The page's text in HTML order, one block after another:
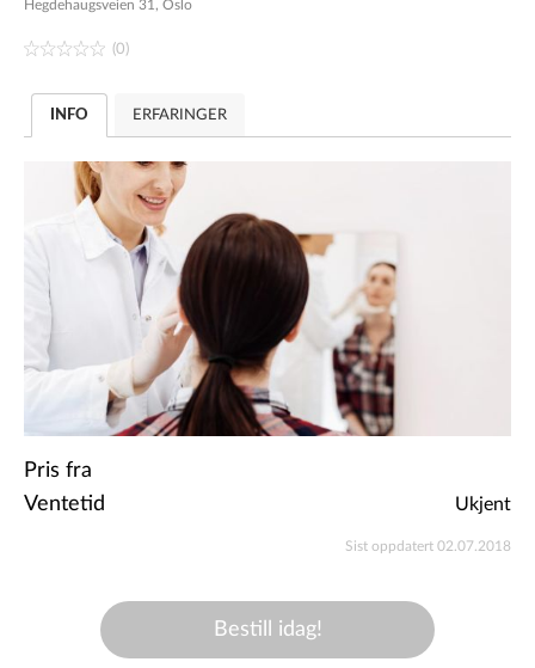
Hegdehaugsveien 31, Oslo
(0)
INFO ERFARINGER
Pris fra
Ventetid
Ukjent
Sist oppdatert 02.07.2018
Bestill idag!